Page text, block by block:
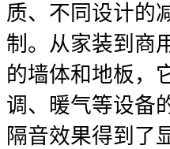
质、不同设计的
制。从家装到商
的墙体和地板，
调、暖气等设备
隔音效果得到了